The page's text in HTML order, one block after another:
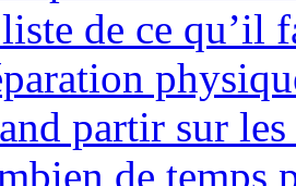
de ce qu’il
partir sur
de